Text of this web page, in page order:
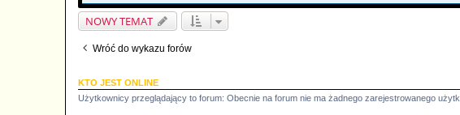
NOWY TEMAT
Wróć do wykazu forów
KTO JEST ONLINE
Użytkownicy przeglądający to forum: Obecnie na forum nie ma żadnego zarejestrowanego